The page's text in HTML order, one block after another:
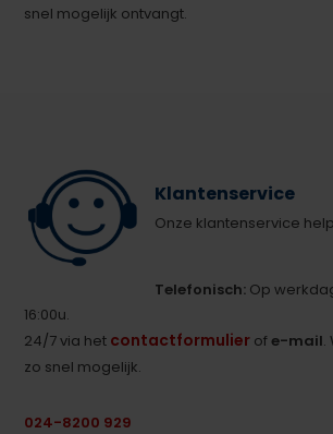
snel mogelijk ontvangt.
Klantenservice
Onze klantenservice
Telefonisch: Op
16:00u.
24/7 via het contactformulier ofe-mail.
zo snel mogelijk.
024-8200 929